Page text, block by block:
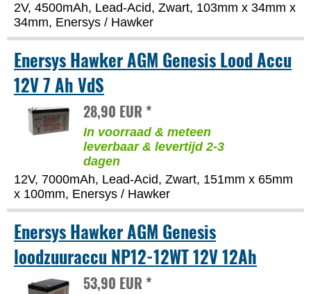
2V, 4500mAh, Lead-Acid, Zwart, 103mm x 34mm x
34mm, Enersys / Hawker
Enersys Hawker AGM Genesis Lood Accu
12V 7 Ah VdS
28,90 EUR *
In voorraad & meteen
leverbaar & levertijd 2-3
dagen
12V, 7000mAh, Lead-Acid, Zwart, 151mm x 65mm
x 100mm, Enersys / Hawker
Enersys Hawker AGM Genesis
loodzuuraccu NP12-12WT 12V 12Ah
53,90 EUR *